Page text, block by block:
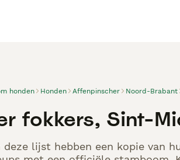
honden Honden Affenpinscher Noord-Brabant
fokkers, Sint-
deze lijst hebben een kopie van